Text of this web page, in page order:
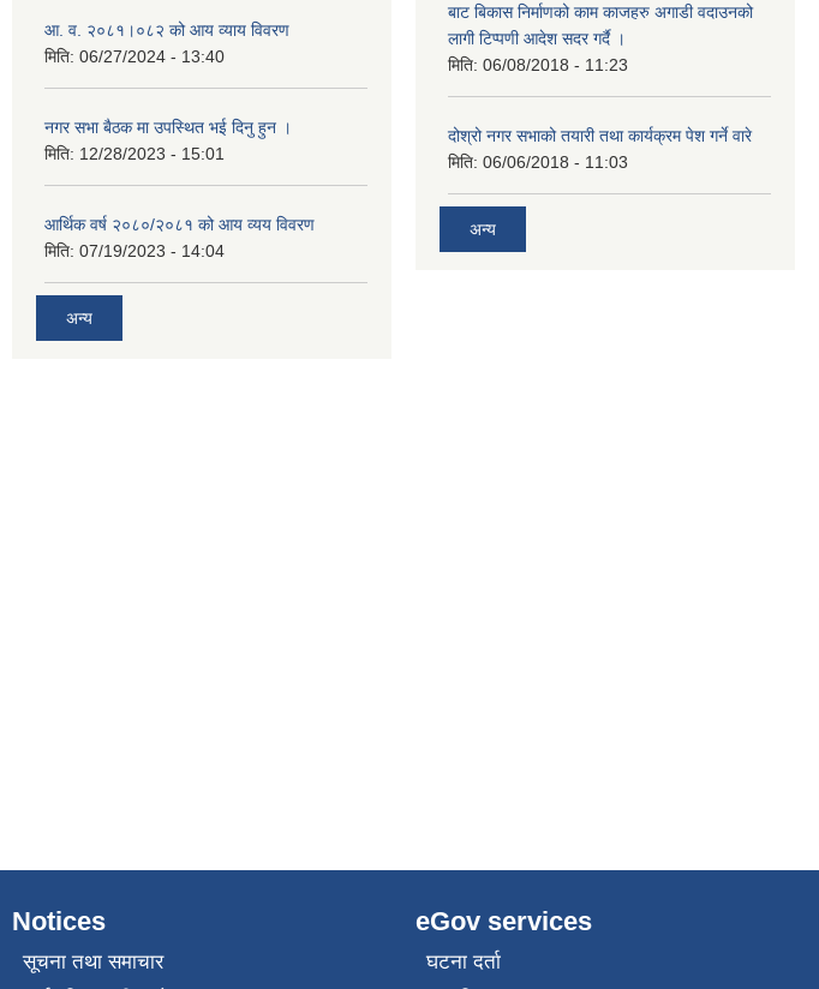
आ. व. २०८१।०८२ को आय व्याय विवरण
मिति: 06/27/2024 - 13:40
नगर सभा बैठक मा उपस्थित भई दिनु हुन ।
मिति: 12/28/2023 - 15:01
आर्थिक वर्ष २०८०/२०८१ को आय व्यय विवरण
मिति: 07/19/2023 - 14:04
अन्य
बाट बिकास निर्माणको काम काजहरु अगाडी वदाउनको
लागी टिप्पणी आदेश सदर गर्दै ।
मिति: 06/08/2018 - 11:23
दोश्रो नगर सभाको तयारी तथा कार्यक्रम पेश गर्ने वारे
मिति: 06/06/2018 - 11:03
अन्य
Notices
सूचना तथा समाचार
eGov services
घटना दर्ता